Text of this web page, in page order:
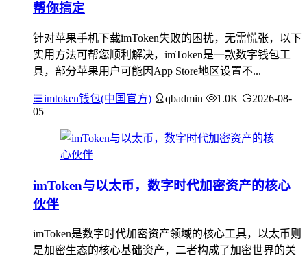
帮你搞定
针对苹果手机下载imToken失败的困扰，无需慌张，以下
实用方法可帮您顺利解决，imToken是一款数字钱包工
具，部分苹果用户可能因App Store地区设置不...
imtoken钱包(中国官方) qbadmin 1.0K
2026-08-
05
imToken与以太币，数字时代加密资产的核心
伙伴
imToken是数字时代加密资产领域的核心工具，以太币则
是加密生态的核心基础资产，二者构成了加密世界的关